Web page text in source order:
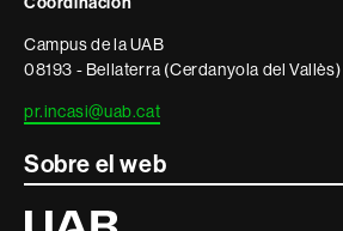
Campus de la UAB
08193 - Bellaterra (Cerdanyola del Vallès)
pr.incasi@uab.cat
Sobre el web
Universitat